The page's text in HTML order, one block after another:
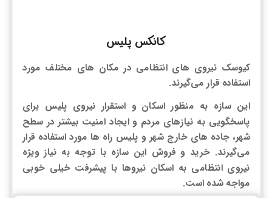
کانکس پلیس
کیوسک نیروی های انتظامی در مکان های مختلف مورد
استفاده قرار می‌گیرند.
این سازه به منظور اسکان و استقرار نیروی پلیس برای
پاسخگویی به نیازهای مردم و ایجاد امنیت بیشتر در سطح
شهر، جاده های خارج شهر و پلیس راه ها مورد استفاده قرار
می‌گیرند. خرید و فروش این سازه با توجه به نیاز ویژه
نیروی انتظامی به اسکان نیروها با پیشرفت خیلی خوبی
مواجه شده است.